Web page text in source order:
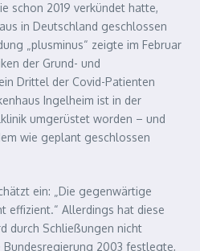
schon 2019 verkündet hatte,
in Deutschland geschlossen
„plusminus“ zeigte im Februar
der Grund- und
Drittel der Covid-Patienten
Ingelheim ist in der
umgerüstet worden – und
wie geplant geschlossen
ein: „Die gegenwärtige
effizient.“ Allerdings hat diese
durch Schließungen nicht
2003 festlegte,